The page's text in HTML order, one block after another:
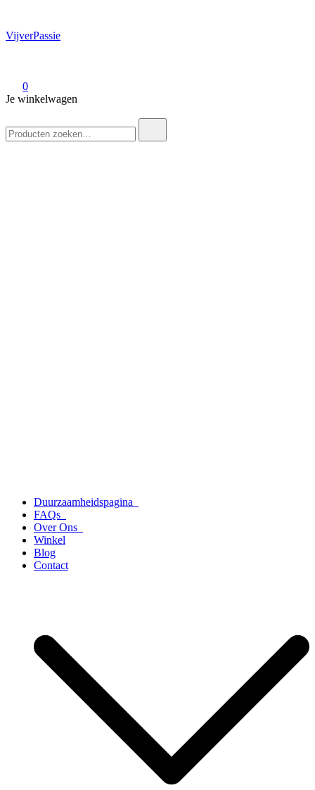
VijverPassie
0
Je winkelwagen
naar:
Duurzaamheidspagina
FAQs
Over Ons
Winkel
Blog
Contact